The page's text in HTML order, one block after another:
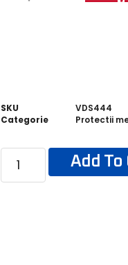
SKU
VDS444
Categorie
Protectii
Add To